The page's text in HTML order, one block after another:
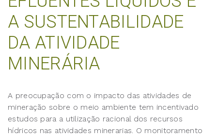
A SUSTENTABILIDADE
DA ATIVIDADE
MINERÁRIA
A preocupação com o impacto das atividades de
mineração sobre o meio ambiente tem incentivado
estudos para a utilização racional dos recursos
hídricos nas atividades minerarias. O monitoramento